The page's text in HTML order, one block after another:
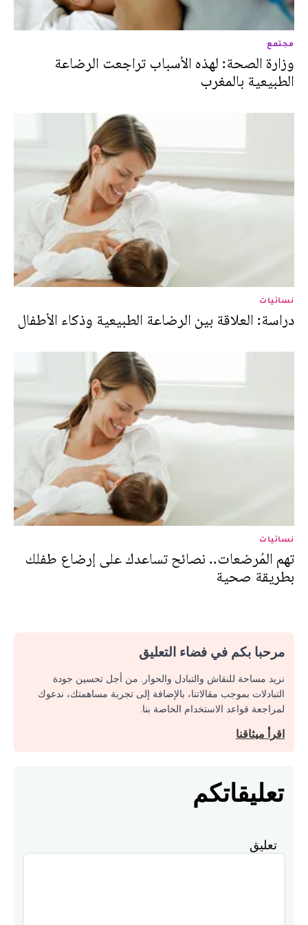
مجتمع
وزارة الصحة: لهذه الأسباب تراجعت الرضاعة
الطبيعية بالمغرب
نسائيات
دراسة: العلاقة بين الرضاعة الطبيعية وذكاء الأطفال
نسائيات
تهم المُرضعات.. نصائح تساعدك على إرضاع طفلك
بطريقة صحية
مرحبا بكم في فضاء التعليق
نريد مساحة للنقاش والتبادل والحوار. من أجل تحسين جودة
التبادلات بموجب مقالاتنا، بالإضافة إلى تجربة مساهمتك، ندعوك
لمراجعة قواعد الاستخدام الخاصة بنا.
اقرأ ميثاقنا
تعليقاتكم
تعليق